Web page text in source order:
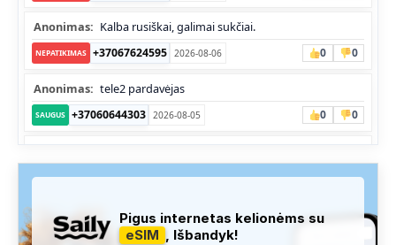
Anonimas: Kalba rusiškai, galimai sukčiai.
NEPATIKIMAS +37067624595 2026-08-06 0 0
Anonimas: tele2 pardavėjas
SAUGUS +37060644303 2026-08-05 0 0
NEPATIKIMAS +37052041945 2026-08-05 0 0
Administracija: Užfiksuota, kad apie šį numerį buvo rašoma
daug teigiamų komentarų...Pigus internetas kelionėms su
eSIM , Išbandyk!